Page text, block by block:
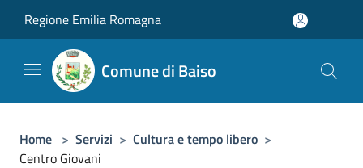
Regione Emilia Romagna
Comune di Baiso
Home > Servizi > Cultura e tempo libero >
Centro Giovani